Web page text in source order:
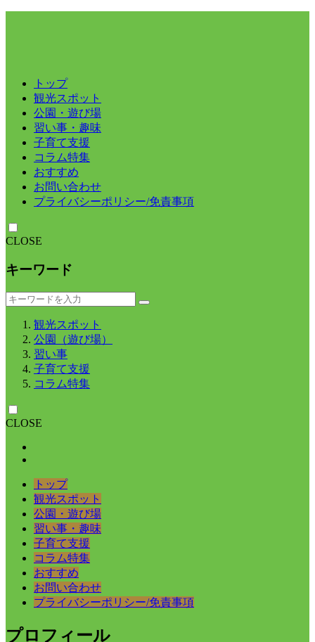
トップ
観光スポット
公園・遊び場
習い事・趣味
子育て支援
コラム特集
おすすめ
お問い合わせ
プライバシーポリシー/免責事項
CLOSE
キーワード
観光スポット
公園（遊び場）
習い事
子育て支援
コラム特集
CLOSE
トップ
観光スポット
公園・遊び場
習い事・趣味
子育て支援
コラム特集
おすすめ
お問い合わせ
プライバシーポリシー/免責事項
プロフィール